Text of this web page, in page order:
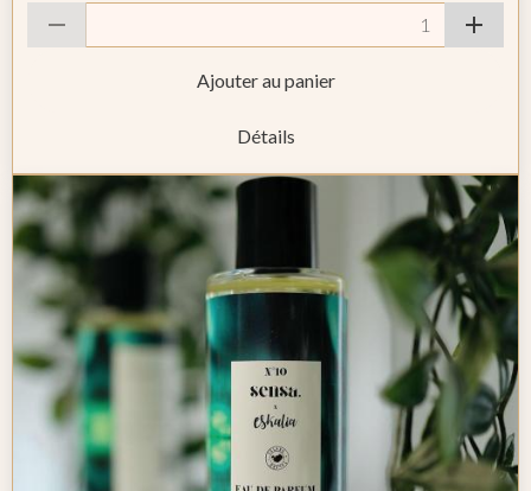
Ajouter au panier
Détails